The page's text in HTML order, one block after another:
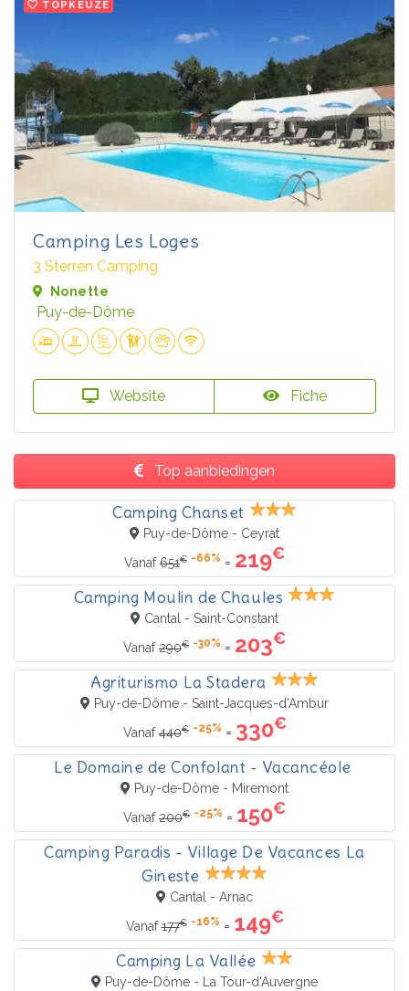
TOPKEUZE
Camping Les Loges
3 Sterren Camping
Nonette
Puy-de-Dôme
Website Fiche
Top aanbiedingen
Camping Chanset
Puy-de-Dôme - Ceyrat
Vanaf651€ -66% = 219€
Camping Moulin de Chaules
Cantal - Saint-Constant
Vanaf290€ -30% = 203€
Agriturismo La Stadera
Puy-de-Dôme - Saint-Jacques-d'Ambur
Vanaf440€ -25% = 330€
Le Domaine de Confolant - Vacancéole
Puy-de-Dôme - Miremont
Vanaf200€ -25% = 150€
Camping Paradis - Village De Vacances La
Gineste
Cantal - Arnac
Vanaf177€ -16% = 149€
Camping La Vallée
Puy-de-Dôme - La Tour-d'Auvergne